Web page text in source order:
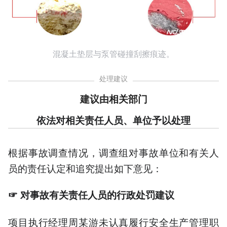
混凝土垫层与泵管碰撞刮擦痕迹。
处理建议
建议由相关部门
依法对相关责任人员、单位予以处理
根据事故调查情况，调查组对事故单位和有关人
员的责任认定和追究提出如下意见：
☞ 对事故有关责任人员的行政处罚建议
项目执行经理周某游未认真履行安全生产管理职